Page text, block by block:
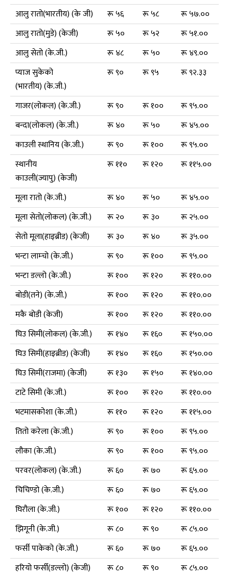
आलु रातो(भारतीय) (के जी)
रू ५६ रू ५८
रू ५७.००
आलु रातो(मुडे) (केजी)
रू ५० रू ५२
रू ५१.००
आलु सेतो (के.जी.)
रू ४८ रू ५०
रू ४९.००
प्याज सुकेको
(भारतीय) (के.जी.)
रू ९० रू ९५ रू ९२.३३
गाजर(लोकल) (के.जी.) रू ९० रू १००
रू ९५.००
बन्दा(लोकल) (के.जी.)
रू ४० रू ५०
रू ४५.००
काउली स्थानिय (के.जी.)
रू ९० रू १००
रू ९५.००
स्थानीय
काउली(ज्यापु) (केजी)
रू ११० रू १२० रू ११५.००
मूला रातो (के.जी.) रू ४० रू ५०
रू ४५.००
मूला सेतो(लोकल) (के.जी.)
रू २० रू ३०
रू २५.००
सेतो मूला(हाइब्रीड) (केजी)
रू ३० रू ४०
रू ३५.००
भन्टा लाम्चो (के.जी.)
रू ९० रू १००
रू ९५.००
भन्टा डल्लो (के.जी.)
रू १०० रू १२०
रू ११०.००
बोडी(तने) (के.जी.)
रू १०० रू १२०
रू ११०.००
मकै बोडी (केजी)
रू १०० रू १२०
रू ११०.००
घिउ सिमी(लोकल) (के.जी.)
रू १४० रू १६०
रू १५०.००
घिउ सिमी(हाइब्रीड) (केजी)
रू १४० रू १६०
रू १५०.००
घिउ सिमी(राजमा) (केजी)
रू १३० रू १५०
रू १४०.००
टाटे सिमी (के.जी.)
रू १०० रू १२०
रू ११०.००
भटमासकोशा (के.जी.)
रू ११० रू १२०
रू ११५.००
तितो करेला (के.जी.)
रू ९० रू १००
रू ९५.००
लौका (के.जी.)
रू ९० रू १००
रू ९५.००
परवर(लोकल) (के.जी.)
रू ६० रू ७०
रू ६५.००
चिचिण्डो (के.जी.)
रू ६० रू ७०
रू ६५.००
घिरौला (के.जी.)
रू १०० रू १२०
रू ११०.००
झिगूनी (के.जी.)
रू ८० रू ९०
रू ८५.००
फर्सी पाकेको (के.जी.)
रू ६० रू ७०
रू ६५.००
हरियो फर्सी(डल्लो) (केजी)
रू ८० रू ९०
रू ८५.००